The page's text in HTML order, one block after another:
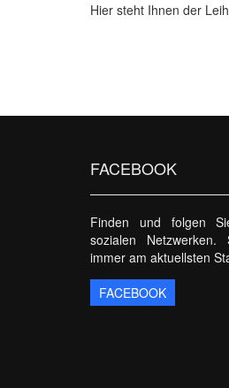
Hier steht Ihnen der
FACEBOOK
Finden und folgen
sozialen
immer am aktuellsten
FACEBOOK